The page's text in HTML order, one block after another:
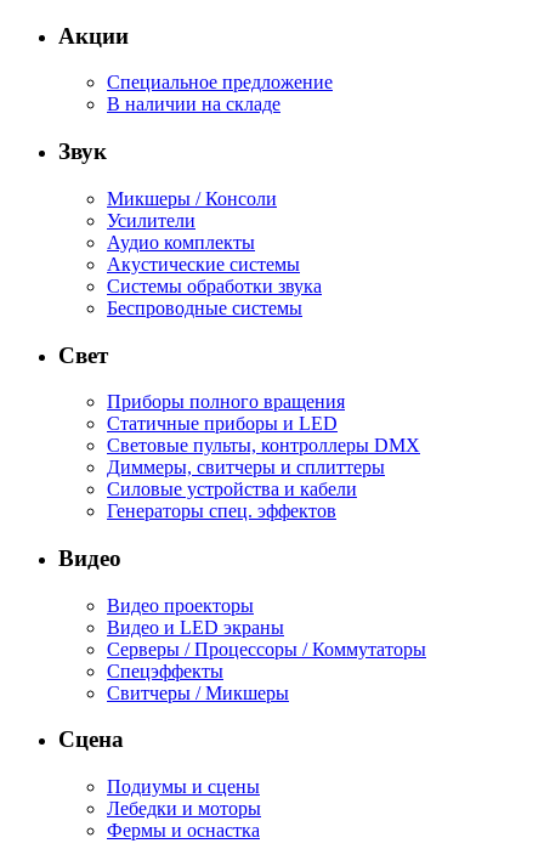
Акции
Специальное предложение
В наличии на складе
Звук
Микшеры / Консоли
Усилители
Аудио комплекты
Акустические системы
Системы обработки звука
Беспроводные системы
Свет
Приборы полного вращения
Статичные приборы и LED
Световые пульты, контроллеры DMX
Диммеры, свитчеры и сплиттеры
Силовые устройства и кабели
Генераторы спец. эффектов
Видео
Видео проекторы
Видео и LED экраны
Серверы / Процессоры / Коммутаторы
Спецэффекты
Свитчеры / Микшеры
Сцена
Подиумы и сцены
Лебедки и моторы
Фермы и оснастка